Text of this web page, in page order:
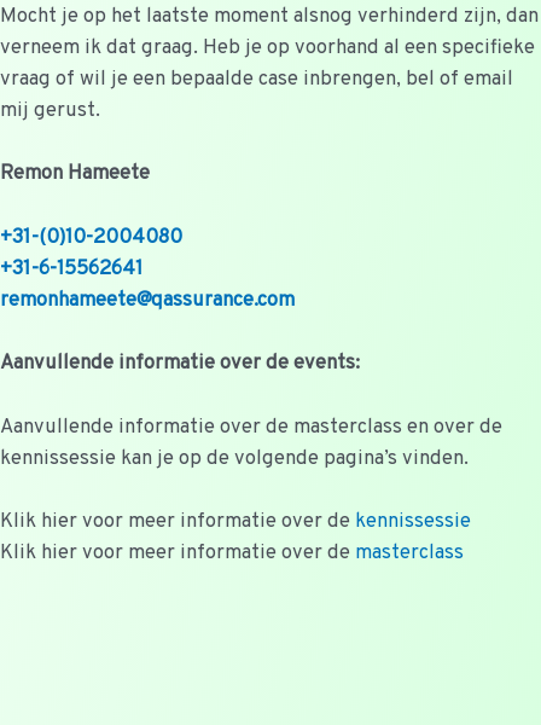
Mocht je op het laatste moment alsnog verhinderd zijn, dan
verneem ik dat graag. Heb je op voorhand al een specifieke
vraag of wil je een bepaalde case inbrengen, bel of email
mij gerust.
Remon Hameete
+31-(0)10-2004080
+31-6-15562641
remonhameete@qassurance.com
Aanvullende informatie over de events:
Aanvullende informatie over de masterclass en over de
kennissessie kan je op de volgende pagina’s vinden.
Klik hier voor meer informatie over de kennissessie
Klik hier voor meer informatie over de masterclass